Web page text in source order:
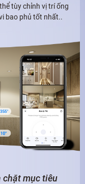
tùy chỉnh vị trí ống
bao phủ tốt nhất..
chặt mục tiêu